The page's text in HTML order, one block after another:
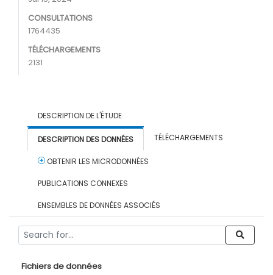
CONSULTATIONS
1764435
TÉLÉCHARGEMENTS
2131
DESCRIPTION DE L'ÉTUDE
DESCRIPTION DES DONNÉES TÉLÉCHARGEMENTS
OBTENIR LES MICRODONNÉES
PUBLICATIONS CONNEXES
ENSEMBLES DE DONNÉES ASSOCIÉS
Fichiers de données